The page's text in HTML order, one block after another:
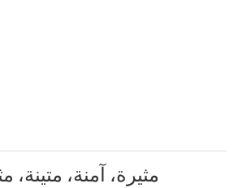
مثيرة، آمنة، متينة،